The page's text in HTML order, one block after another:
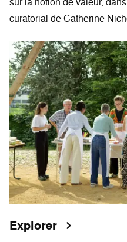
sur la notion de valeur,
curatorial de Catherine
Explorer